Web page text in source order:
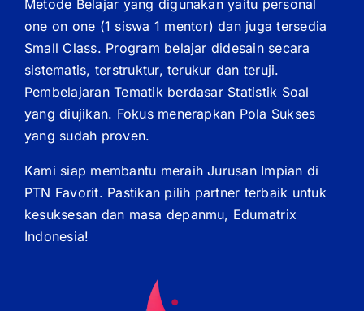
Metode Belajar yang digunakan yaitu personal
one on one (1 siswa 1 mentor) dan juga tersedia
Small Class. Program belajar didesain secara
sistematis, terstruktur, terukur dan teruji.
Pembelajaran Tematik berdasar Statistik Soal
yang diujikan. Fokus menerapkan Pola Sukses
yang sudah proven.
Kami siap membantu meraih Jurusan Impian di
PTN Favorit. Pastikan pilih partner terbaik untuk
kesuksesan dan masa depanmu, Edumatrix
Indonesia!